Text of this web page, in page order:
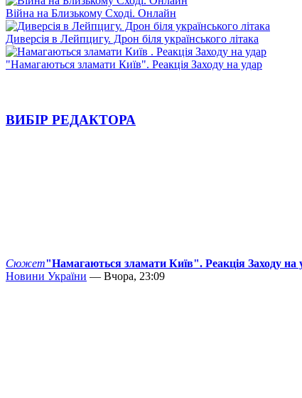
Війна на Близькому Сході. Онлайн
Диверсія в Лейпцигу. Дрон біля українського літака
"Намагаються зламати Київ". Реакція Заходу на удар
ВИБІР РЕДАКТОРА
Сюжет"Намагаються зламати Київ". Реакція Заходу на
Новини України — Вчора, 23:09